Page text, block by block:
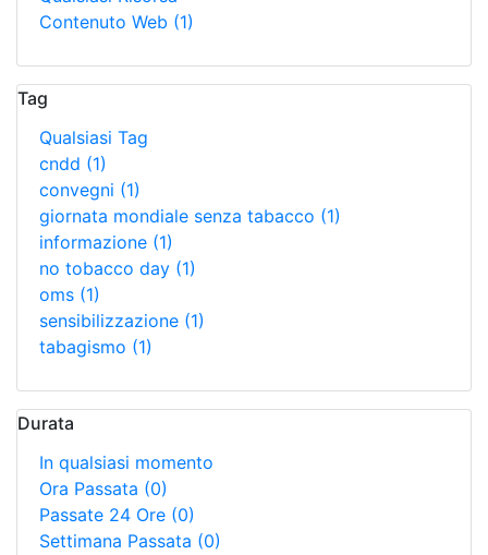
Contenuto Web (1)
Tag
Qualsiasi Tag
cndd (1)
convegni (1)
giornata mondiale senza tabacco (1)
informazione (1)
no tobacco day (1)
oms (1)
sensibilizzazione (1)
tabagismo (1)
Durata
In qualsiasi momento
Ora Passata (0)
Passate 24 Ore (0)
Settimana Passata (0)